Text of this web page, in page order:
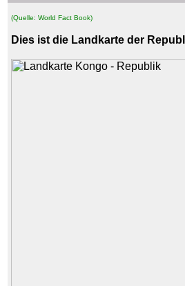
(Quelle: World Fact Book)
Dies ist die Landkarte der